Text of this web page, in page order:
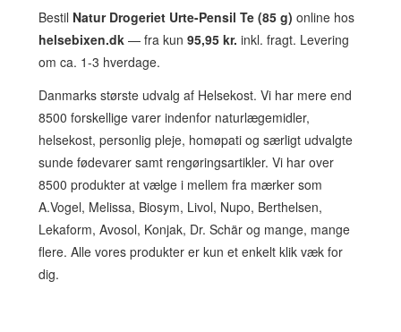
Bestil Natur Drogeriet Urte-Pensil Te (85 g) online hos
helsebixen.dk — fra kun 95,95 kr. inkl. fragt. Levering
om ca. 1-3 hverdage.
Danmarks største udvalg af Helsekost. Vi har mere end
8500 forskellige varer indenfor naturlægemidler,
helsekost, personlig pleje, homøpati og særligt udvalgte
sunde fødevarer samt rengøringsartikler. Vi har over
8500 produkter at vælge i mellem fra mærker som
A.Vogel, Melissa, Biosym, Livol, Nupo, Berthelsen,
Lekaform, Avosol, Konjak, Dr. Schär og mange, mange
flere. Alle vores produkter er kun et enkelt klik væk for
dig.